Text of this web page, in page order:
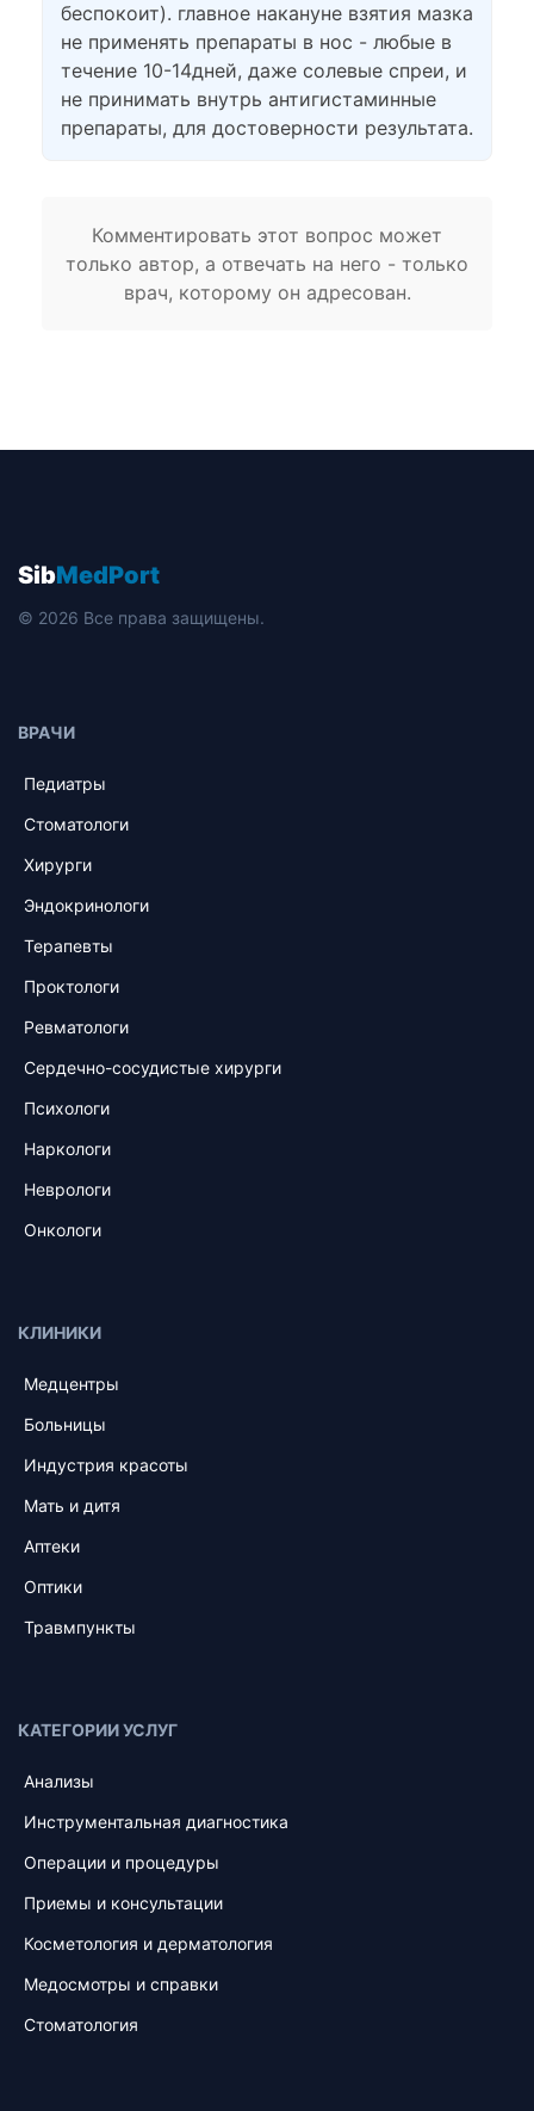
беспокоит). главное накануне взятия мазка
не применять препараты в нос - любые в
течение 10-14дней, даже солевые спреи, и
не принимать внутрь антигистаминные
препараты, для достоверности результата.
Комментировать этот вопрос может
только автор, а отвечать на него - только
врач, которому он адресован.
SibMedPort
© 2026 Все права защищены.
ВРАЧИ
Педиатры
Стоматологи
Хирурги
Эндокринологи
Терапевты
Проктологи
Ревматологи
Сердечно-сосудистые хирурги
Психологи
Наркологи
Неврологи
Онкологи
КЛИНИКИ
Медцентры
Больницы
Индустрия красоты
Мать и дитя
Аптеки
Оптики
Травмпункты
КАТЕГОРИИ УСЛУГ
Анализы
Инструментальная диагностика
Операции и процедуры
Приемы и консультации
Косметология и дерматология
Медосмотры и справки
Стоматология